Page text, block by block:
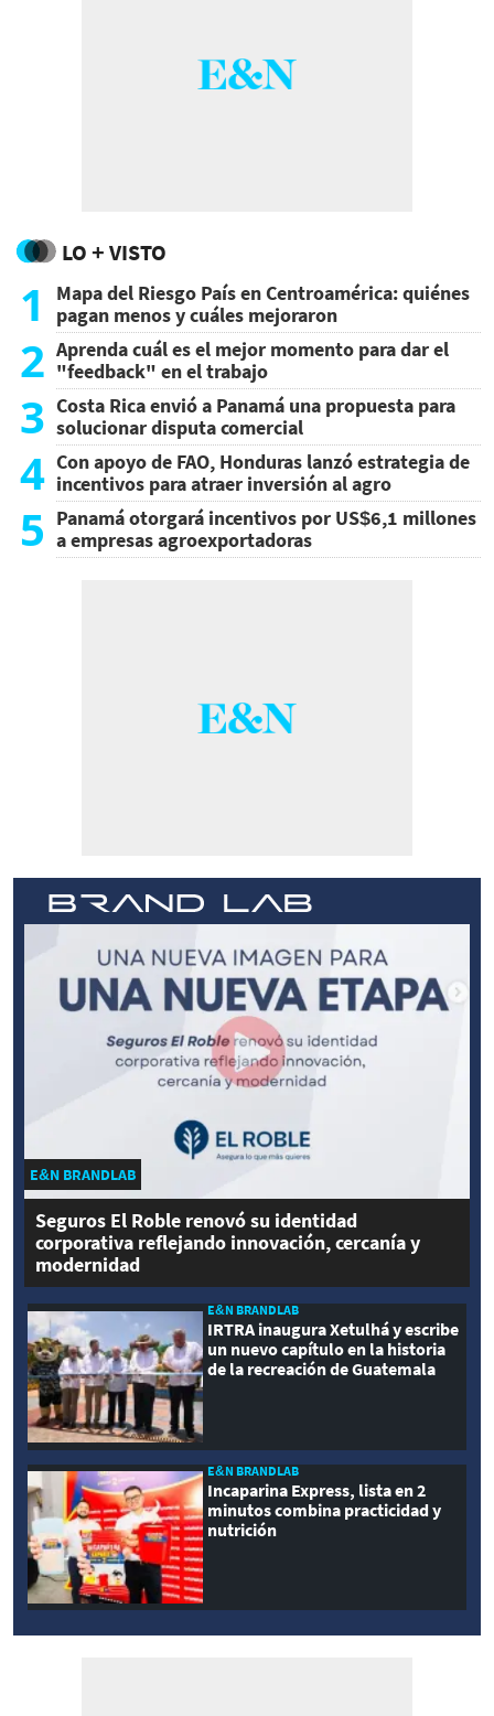
LO + VISTO
1
Mapa del Riesgo País en Centroamérica: quiénes
pagan menos y cuáles mejoraron
2 Aprenda cuál es el mejor momento para dar el
"feedback" en el trabajo
3 Costa Rica envió a Panamá una propuesta para
solucionar disputa comercial
4 Con apoyo de FAO, Honduras lanzó estrategia de
incentivos para atraer inversión al agro
5 Panamá otorgará incentivos por US$6,1 millones
a empresas agroexportadoras
E&N BRANDLAB
Seguros El Roble renovó su identidad
corporativa reflejando innovación, cercanía y
modernidad
E&N BRANDLAB
IRTRA inaugura Xetulhá y escribe
un nuevo capítulo en la historia
de la recreación de Guatemala
E&N BRANDLAB
Incaparina Express, lista en 2
minutos combina practicidad y
nutrición